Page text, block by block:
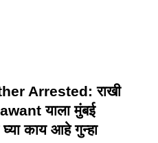
Arrested: राखी
याला मुंबई
काय आहे गुन्हा